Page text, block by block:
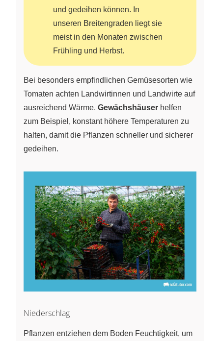
und gedeihen können. In
unseren Breitengraden liegt sie
meist in den Monaten zwischen
Frühling und Herbst.
Bei besonders empfindlichen Gemüsesorten wie
Tomaten achten Landwirtinnen und Landwirte auf
ausreichend Wärme. Gewächshäuser helfen
zum Beispiel, konstant höhere Temperaturen zu
halten, damit die Pflanzen schneller und sicherer
gedeihen.
Niederschlag
Pflanzen entziehen dem Boden Feuchtigkeit, um